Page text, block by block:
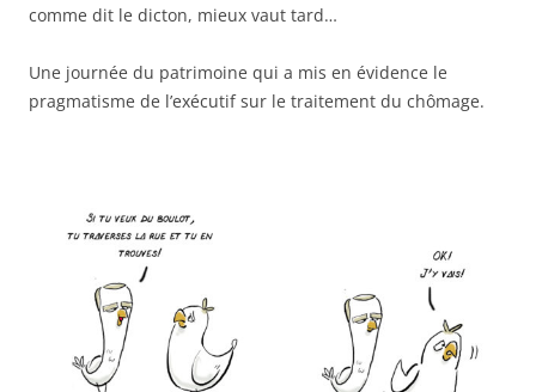
comme dit le dicton, mieux vaut tard…
Une journée du patrimoine qui a mis en évidence le
pragmatisme de l’exécutif sur le traitement du chômage.